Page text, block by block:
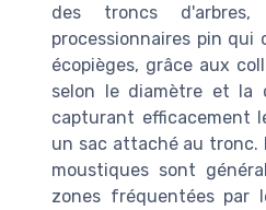
des troncs
processionnaires pin qui
écopièges, grâce aux
selon le diamètre et la
capturant efficacement
un sac attaché au tronc.
moustiques sont
zones fréquentées par